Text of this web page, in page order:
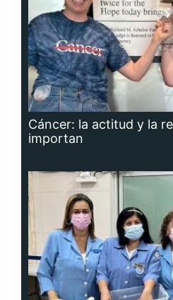
Cáncer: la actitud y la
importan